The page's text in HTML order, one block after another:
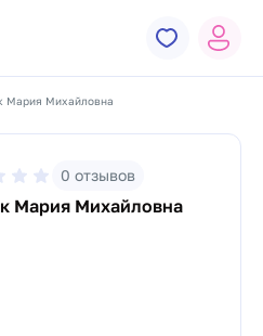
Мария Михайловна
0 отзывов
Мария Михайловна